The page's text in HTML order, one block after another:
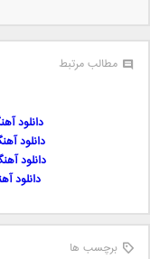
مطالب مرتبط
دانلود
دانلود
دانلود
دانلود
برچسب ها